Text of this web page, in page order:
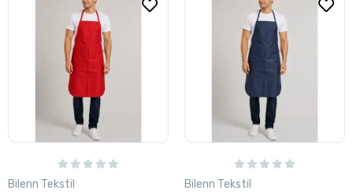
Bilenn Tekstil
Bilenn Tekstil